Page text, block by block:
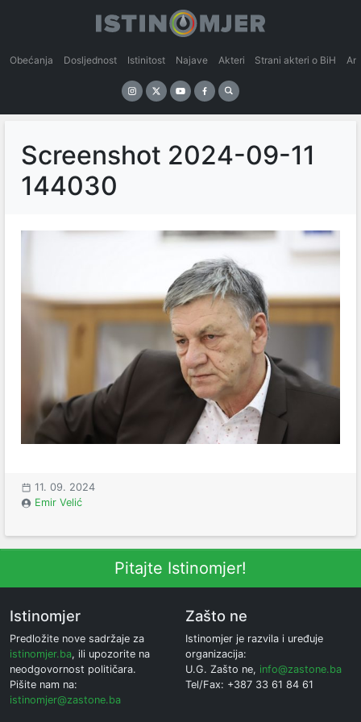
Obećanja Dosljednost Istinitost Najave Akteri Strani akteri o BiH
Screenshot 2024-09-11
144030
11. 09. 2024
Emir Velić
Pitajte Istinomjer!
Istinomjer
Predložite nove sadržaje za
istinomjer.ba, ili upozorite na
neodgovornost političara.
Pišite nam na:
istinomjer@zastone.ba
Zašto ne
Istinomjer je razvila i uređuje
organizacija:
U.G. Zašto ne, info@zastone.ba
Tel/Fax: +387 33 61 84 61